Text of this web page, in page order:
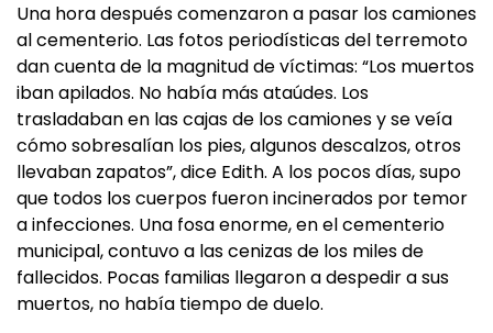
Una hora después comenzaron a pasar los camiones
al cementerio. Las fotos periodísticas del terremoto
dan cuenta de la magnitud de víctimas: “Los muertos
iban apilados. No había más ataúdes. Los
trasladaban en las cajas de los camiones y se veía
cómo sobresalían los pies, algunos descalzos, otros
llevaban zapatos”, dice Edith. A los pocos días, supo
que todos los cuerpos fueron incinerados por temor
a infecciones. Una fosa enorme, en el cementerio
municipal, contuvo a las cenizas de los miles de
fallecidos. Pocas familias llegaron a despedir a sus
muertos, no había tiempo de duelo.